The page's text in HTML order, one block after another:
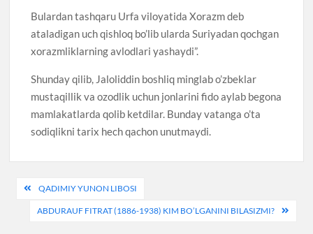
Bulardan tashqaru Urfa viloyatida Xorazm deb
ataladigan uch qishloq bo’lib ularda Suriyadan qochgan
xorazmliklarning avlodlari yashaydi”.
Shunday qilib, Jaloliddin boshliq minglab o’zbeklar
mustaqillik va ozodlik uchun jonlarini fido aylab begona
mamlakatlarda qolib ketdilar. Bunday vatanga o’ta
sodiqlikni tarix hech qachon unutmaydi.
Post
menyusi
QADIMIY YUNON LIBOSI
ABDURAUF FITRAT (1886-1938) KIM BO’LGANINI BILASIZMI?